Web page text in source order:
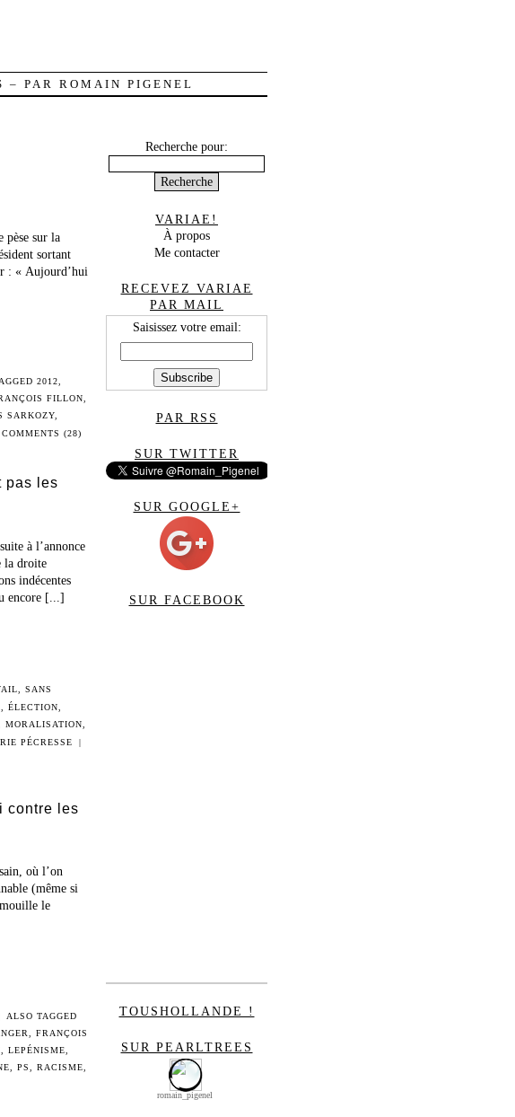
– PAR ROMAIN PIGENEL
pèse sur la
sortant
: « Aujourd’hui
2012
FILLON
SARKOZY,
COMMENTS (28)
pas les
à l’annonce
la droite
indécentes
encore [...]
SANS
,ÉLECTION
MORALISATION
PÉCRESSE
|
contre les
où l’on
(même si
le
ALSO TAGGED
FRANÇOIS
LEPÉNISME
PS RACISME
Recherche pour:
VARIAE!
À propos
Me contacter
RECEVEZ VARIAE
PAR MAIL
Saisissez votre email:
PAR RSS
SUR TWITTER
SUR GOOGLE+
SUR FACEBOOK
TOUSHOLLANDE !
SUR PEARLTREES
romain_pigenel